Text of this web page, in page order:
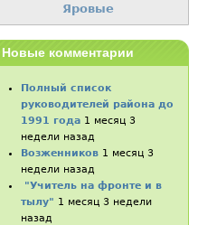
Яровые
Новые комментарии
Полный список
руководителей района до
1991 года 1 месяц 3
недели назад
Возженников 1 месяц 3
недели назад
"Учитель на фронте и в
тылу" 1 месяц 3 недели
назад